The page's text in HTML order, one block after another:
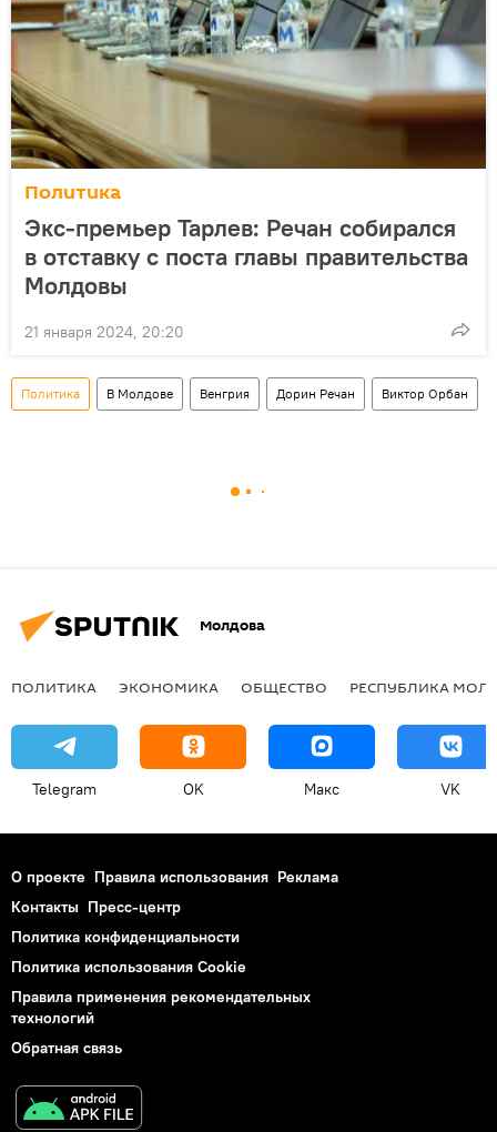
Политика
Экс-премьер Тарлев: Речан собирался
в отставку с поста главы правительства
Молдовы
21 января 2024, 20:20
Политика В Молдове Венгрия Дорин Речан Виктор Орбан
Молдова
ПОЛИТИКА ЭКОНОМИКА ОБЩЕСТВО РЕСПУБЛИКА
Telegram OK Макс VK
О проекте Правила использования Реклама
Контакты Пресс-центр
Политика конфиденциальности
Политика использования Cookie
Правила применения рекомендательных
технологий
Обратная связь